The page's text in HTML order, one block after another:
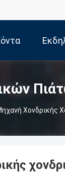
Χονδρικής